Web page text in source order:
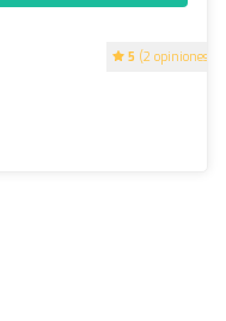
5 (2 opiniones)